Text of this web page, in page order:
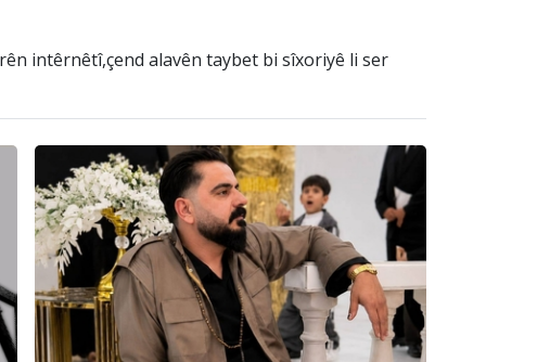
intêrnêtî,çend alavên taybet bi sîxoriyê li ser